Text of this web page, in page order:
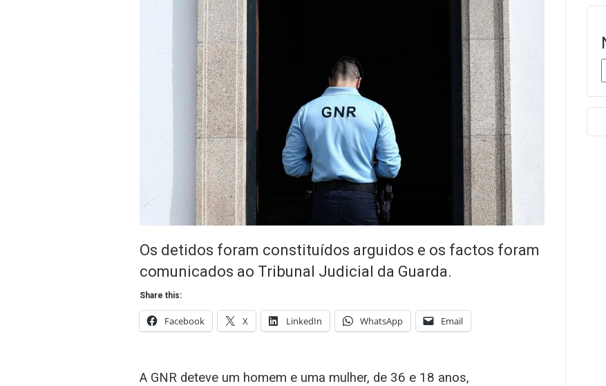
Os detidos foram constituídos arguidos e os factos foram
comunicados ao Tribunal Judicial da Guarda.
Share this:
Facebook X LinkedIn WhatsApp Email
A GNR deteve um homem e uma mulher, de 36 e 18 anos,